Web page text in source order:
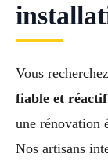
Vous
fiable et réactif
une rénovation
Nos artisans